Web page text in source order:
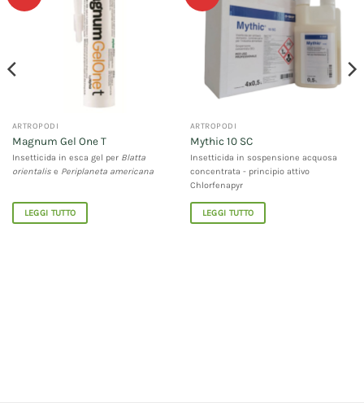
ARTROPODI
Magnum Gel One T
Insetticida in esca gel per Blatta
orientalise Periplaneta americana
LEGGI TUTTO
ARTROPODI
Mythic 10 SC
Insetticida in sospensione acquosa
concentrata - principio attivo
Chlorfenapyr
LEGGI TUTTO